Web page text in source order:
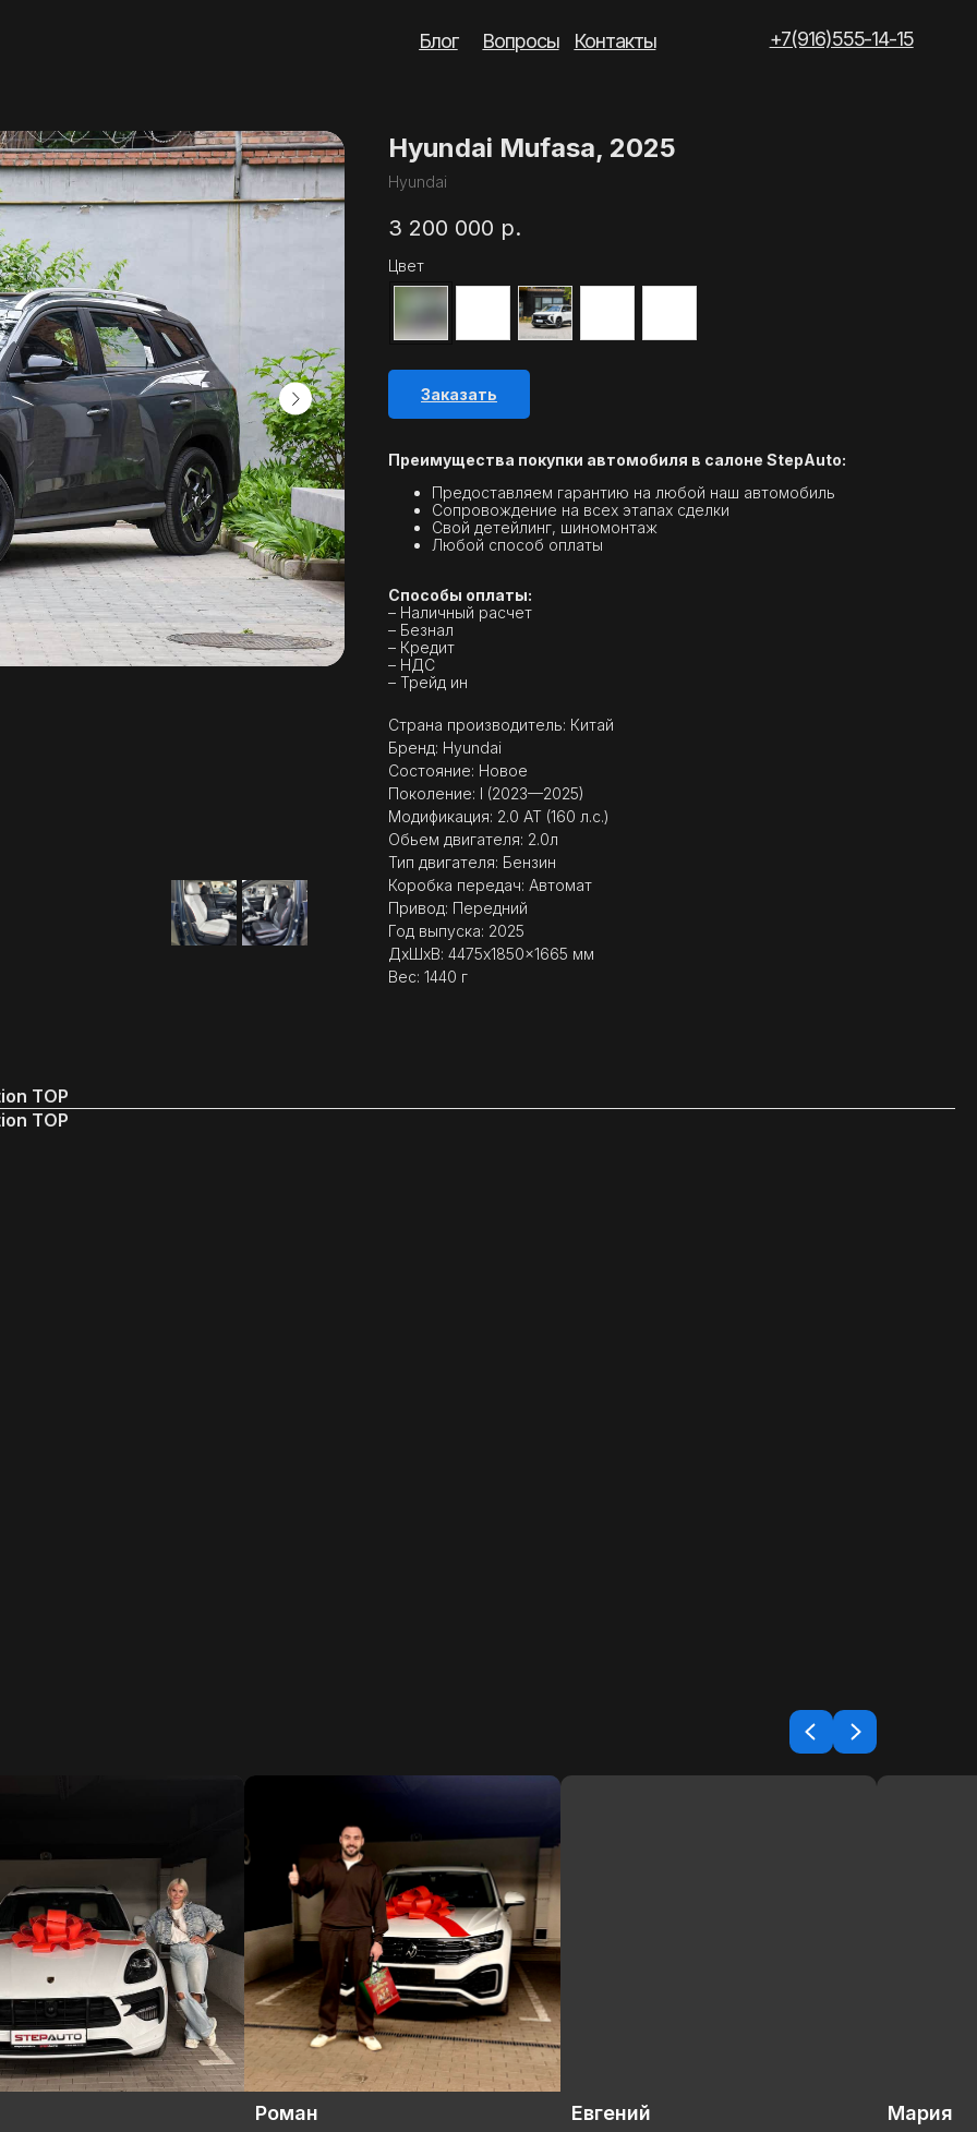
+7(916)555-14-15
Контакты
Вопросы
Hyundai Mufasa, 2025
Hyundai
3 200 000 р.
Цвет
Заказать
Преимущества покупки автомобиля в салоне StepAuto:
Предоставляем гарантию на любой наш автомобиль
Сопровождение на всех этапах сделки
Свой детейлинг, шиномонтаж
Любой способ оплаты
Способы оплаты:
– Наличный расчет
– Безнал
– Кредит
– НДС
– Трейд ин
Страна производитель: Китай
Бренд: Hyundai
Состояние: Новое
Поколение: I (2023—2025)
Модификация: 2.0 AT (160 л.с.)
Обьем двигателя: 2.0л
Тип двигателя: Бензин
Коробка передач: Автомат
Привод: Передний
Год выпуска: 2025
ДxШxВ: 4475x1850x1665 мм
Вес: 1440 г
TOP
TOP
Евгений Мария Кирилл